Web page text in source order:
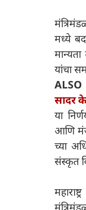
मध्ये
यांचा
ALSO
सादर
या
आणि
च्या
संस्कृत